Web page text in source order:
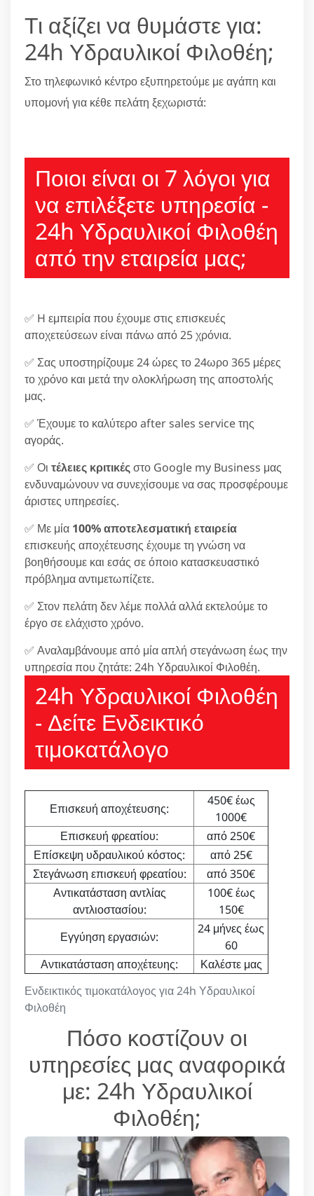
Τι αξίζει να θυμάστε για:
24h Υδραυλικοί Φιλοθέη;
Στο τηλεφωνικό κέντρο εξυπηρετούμε με αγάπη και
υπομονή για κέθε πελάτη ξεχωριστά:
Ποιοι είναι οι 7 λόγοι για
να επιλέξετε υπηρεσία -
24h Υδραυλικοί Φιλοθέη
από την εταιρεία μας;
✅ H εμπειρία που έχουμε στις επισκευές
αποχετεύσεων είναι πάνω από 25 χρόνια.
✅ Σας υποστηρίζουμε 24 ώρες το 24ωρο 365 μέρες
το χρόνο και μετά την ολοκλήρωση της αποστολής
μας.
✅ Έχουμε το καλύτερο after sales service της
αγοράς.
✅ Οι τέλειες κριτικέςστο Google my Business μας
ενδυναμώνουν να συνεχίσουμε να σας προσφέρουμε
άριστες υπηρεσίες.
✅ Με μία 100% αποτελεσματική εταιρεία
επισκευής αποχέτευσης έχουμε τη γνώση να
βοηθήσουμε και εσάς σε όποιο κατασκευαστικό
πρόβλημα αντιμετωπίζετε.
✅ Στον πελάτη δεν λέμε πολλά αλλά εκτελούμε το
έργο σε ελάχιστο χρόνο.
✅ Αναλαμβάνουμε από μία απλή στεγάνωση έως την
υπηρεσία που ζητάτε: 24h Υδραυλικοί Φιλοθέη.
24h Υδραυλικοί Φιλοθέη
- Δείτε Ενδεικτικό
τιμοκατάλογο
Ενδεικτικός τιμοκατάλογος για 24h Υδραυλικοί
Φιλοθέη
Επισκευή αποχέτευσης:
450€ έως
1000€
Επισκευή φρεατίου:
από 250€
Επίσκεψη υδραυλικού κόστος:
από 25€
Στεγάνωση επισκευή φρεατίου:
από 350€
Αντικατάσταση αντλίας
αντλιοστασίου:
100€ έως
150€
Εγγύηση εργασιών:
24 μήνες έως
60
Αντικατάσταση αποχέτευης:
Καλέστε μας
Πόσο κοστίζουν οι
υπηρεσίες μας αναφορικά
με: 24h Υδραυλικοί
Φιλοθέη;